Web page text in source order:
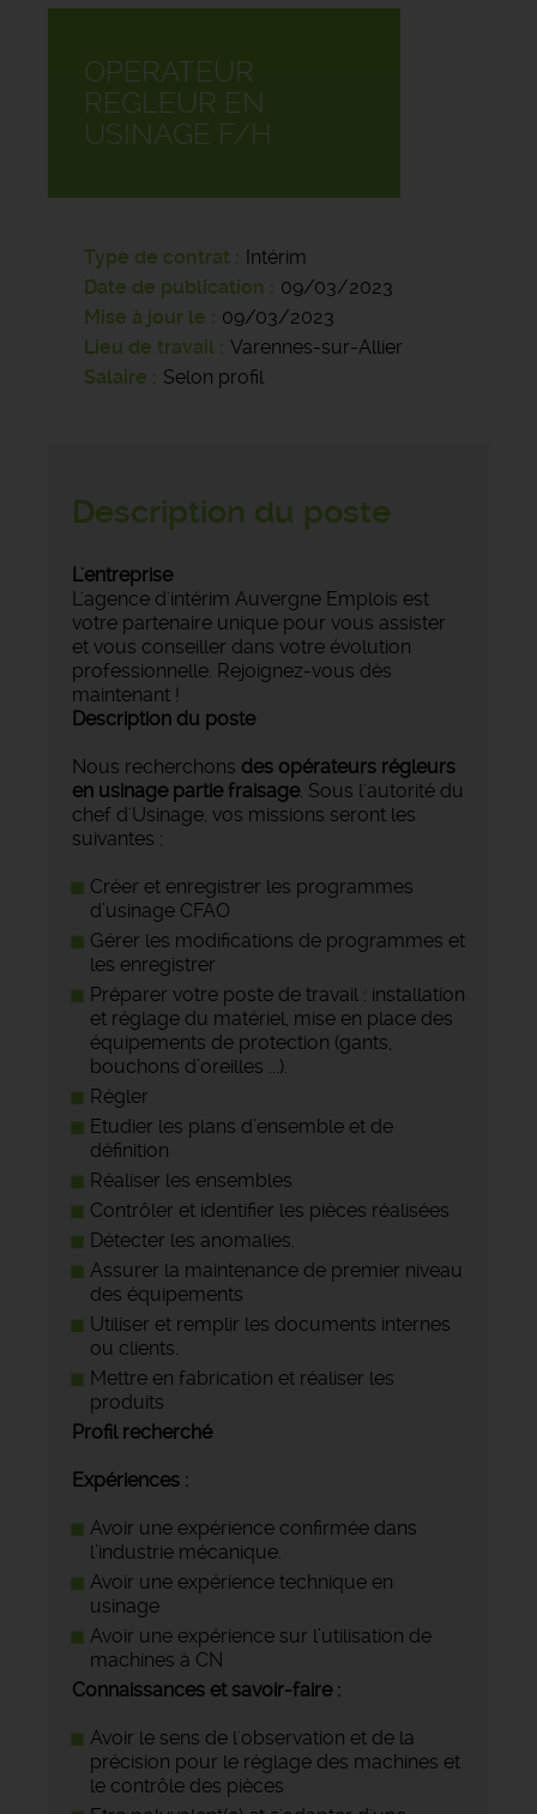
OPERATEUR
REGLEUR EN
USINAGE F/H
Type de contrat
Intérim
Date de publication
09/03/2023
Mise à jour le
09/03/2023
Lieu de travail
Varennes-sur-Allier
Salaire
Selon profil
Description du poste
L'entreprise
L'agence d'intérim Auvergne Emplois est
votre partenaire unique pour vous assister
et vous conseiller dans votre évolution
professionnelle. Rejoignez-vous dès
maintenant !
Description du poste
Nous recherchons des opérateurs régleurs
en usinage partie fraisage. Sous l'autorité du
chef d'Usinage, vos missions seront les
suivantes :
Créer et enregistrer les programmes
d’usinage CFAO
Gérer les modifications de programmes et
les enregistrer
Préparer votre poste de travail : installation
et réglage du matériel, mise en place des
équipements de protection (gants,
bouchons d’oreilles ...).
Régler
Etudier les plans d’ensemble et de
définition
Réaliser les ensembles
Contrôler et identifier les pièces réalisées
Détecter les anomalies.
Assurer la maintenance de premier niveau
des équipements
Utiliser et remplir les documents internes
ou clients.
Mettre en fabrication et réaliser les
produits
Profil recherché
Expériences :
Avoir une expérience confirmée dans
l’industrie mécanique.
Avoir une expérience technique en
usinage
Avoir une expérience sur l’utilisation de
machines à CN
Connaissances et savoir-faire :
Avoir le sens de l'observation et de la
précision pour le réglage des machines et
le contrôle des pièces